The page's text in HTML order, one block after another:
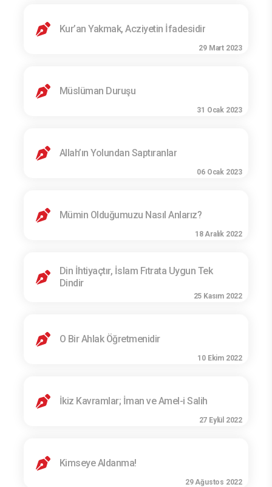
Kur’an Yakmak, Acziyetin İfadesidir
29 Mart 2023
Müslüman Duruşu
31 Ocak 2023
Allah’ın Yolundan Saptıranlar
06 Ocak 2023
Mümin Olduğumuzu Nasıl Anlarız?
18 Aralık 2022
Din İhtiyaçtır, İslam Fıtrata Uygun Tek
Dindir
25 Kasım 2022
O Bir Ahlak Öğretmenidir
10 Ekim 2022
İkiz Kavramlar; İman ve Amel-i Salih
27 Eylül 2022
Kimseye Aldanma!
29 Ağustos 2022